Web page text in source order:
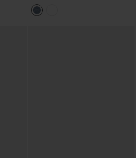
weitem Bein, gewaschen, lässig, mit
Taschen